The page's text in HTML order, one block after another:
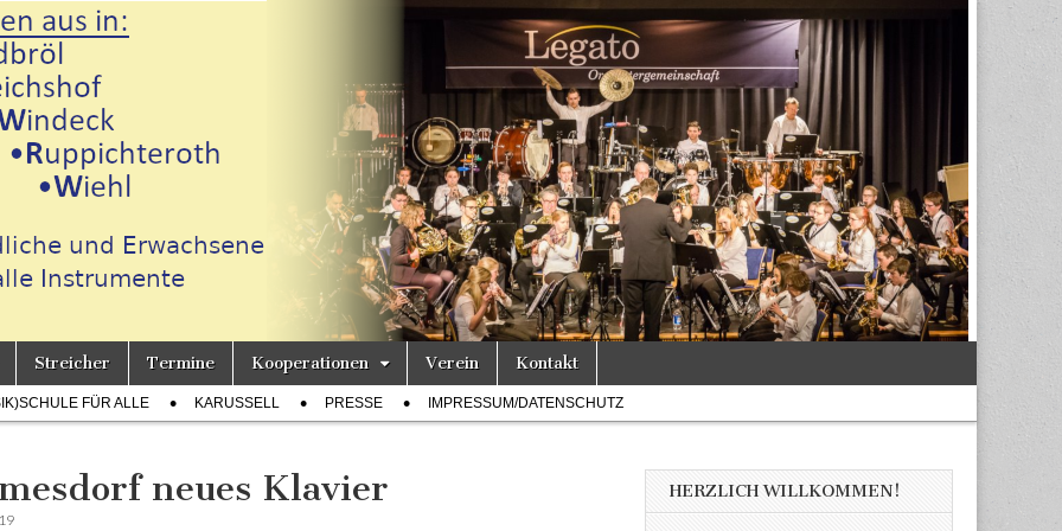
Streicher Termine Kooperationen Verein Kontakt
FÜR ALLE KARUSSELL PRESSE IMPRESSUM/DATENSCHUTZ
neues Klavier HERZLICH WILLKOMMEN!